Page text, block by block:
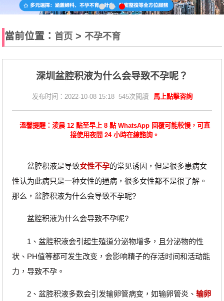
當前位置： 首页 > 不孕不育
深圳盆腔积液为什么会导致不孕呢？
发布时间：2022-10-08 15:18 545次閱讀 馬上點擊咨詢
溫馨提醒：淩晨 12 點至早上 8 點 WhatsApp 回覆可能較慢，可直
接使用夜間 24 小時在線諮詢。
盆腔积液是导致女性不孕的常见诱因，但是很多患病女
性认为此病只是一种女性的通病，很多女性都不是很了解。
那么，盆腔积液为什么会导致不孕呢?
盆腔积液为什么会导致不孕呢?
1、盆腔积液会引起生殖道分泌物增多，且分泌物的性
状、PH值等都可发生改变，会影响精子的存活时间和活动能
力，导致不孕。
2、盆腔积液多数会引发输卵管病变，如输卵管炎、 输卵